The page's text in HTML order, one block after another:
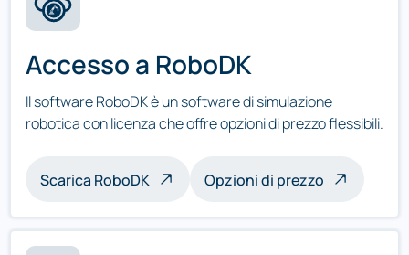
Accesso a RoboDK
Il software RoboDK è un software di simulazione
robotica con licenza che offre opzioni di prezzo flessibili.
Scarica RoboDK Opzioni di prezzo